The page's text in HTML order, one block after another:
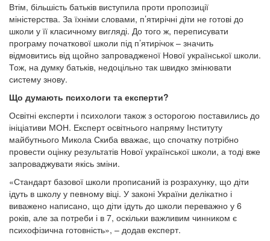
Втім, більшість батьків виступила проти пропозиції
міністерства. За їхніми словами, п’ятирічні діти не готові до
школи у її класичному вигляді. До того ж, переписувати
програму початкової школи під п’ятирічок – значить
відмовитись від щойно запровадженої Нової української школи.
Тож, на думку батьків, недоцільно так швидко змінювати
систему знову.
Що думають психологи та експерти?
Освітні експерти і психологи також з осторогою поставились до
ініціативи МОН. Експерт освітнього напряму Інституту
майбутнього Микола Скиба вважає, що спочатку потрібно
провести оцінку результатів Нової української школи, а тоді вже
запроваджувати якісь зміни.
«Стандарт базової школи прописаний із розрахунку, що діти
ідуть в школу у певному віці. У законі України делікатно і
виважено написано, що діти ідуть до школи переважно у 6
років, але за потреби і в 7, оскільки важливим чинником є
психофізична готовність», – додав експерт.